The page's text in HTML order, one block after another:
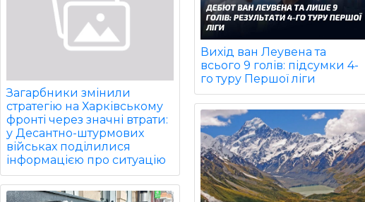
Загарбники змінили
стратегію на Харківському
фронті через значні втрати:
у Десантно-штурмових
військах поділилися
інформацією про ситуацію
Вихід ван Леувена та
всього 9 голів: підсумки 4-
го туру Першої ліги